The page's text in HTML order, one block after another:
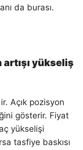
da burası.
artışı yükseliş
Açık pozisyon
gösterir. Fiyat
yükselişi
tasfiye baskısı